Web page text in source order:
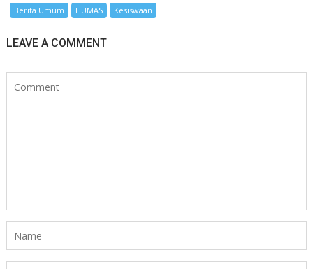
Berita Umum HUMAS Kesiswaan
LEAVE A COMMENT